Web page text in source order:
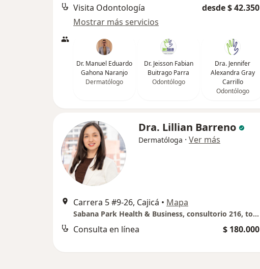
Visita Odontología
desde $ 42.350
Mostrar más servicios
Dr. Manuel Eduardo
Gahona Naranjo
Dermatólogo
Dr. Jeisson Fabian
Buitrago Parra
Odontólogo
Dra. Jennifer
Alexandra Gray
Carrillo
Odontólogo
Dra. Lillian Barreno
Dermatóloga · Ver más
Carrera 5 #9-26, Cajicá • Mapa
Sabana Park Health & Business, consultorio 216, torre 2
Consulta en línea $ 180.000